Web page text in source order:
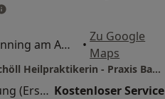
Fischerstraße 37, Inning am Ammersee •
Zu Google
Maps
Praxis Ulla Rogge-Schöll Heilpraktikerin - Praxis Bachern/Inning
Ernährungsberatung (Erstgespräch) Kostenloser Service